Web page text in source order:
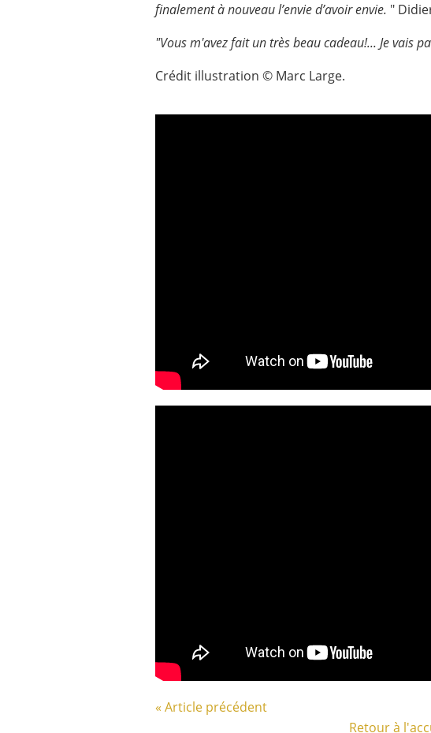
finalement à nouveau l’envie d’avoir envie. "
"Vous m'avez fait un très beau cadeau!... Je vais
Crédit illustration © Marc Large.
« Article précédent
Retour à